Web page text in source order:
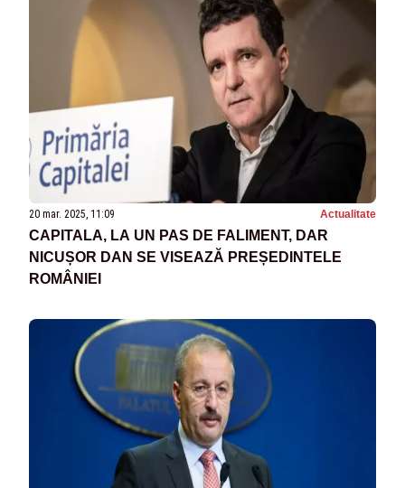
20 mar. 2025, 11:09 Actualitate
CAPITALA, LA UN PAS DE FALIMENT, DAR
NICUȘOR DAN SE VISEAZĂ PREȘEDINTELE
ROMÂNIEI